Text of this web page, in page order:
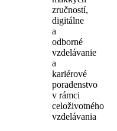
zručností,
digitálne
a
odborné
vzdelávanie
a
kariérové
poradenstvo
v rámci
celoživotného
vzdelávania